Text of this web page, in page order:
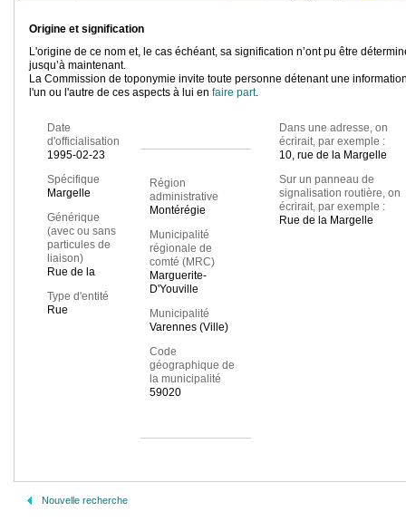
Origine et signification
L'origine de ce nom et, le cas échéant, sa signification n’ont pu être
jusqu’à maintenant.
La Commission de toponymie invite toute personne détenant une
l'un ou l'autre de ces aspects à lui en faire part.
Date
d'officialisation
1995-02-23
Spécifique
Margelle
Générique
(avec ou sans
particules de
liaison)
Rue de la
Type d'entité
Rue
Région
administrative
Montérégie
Municipalité
régionale de
comté (MRC)
Marguerite-
D'Youville
Municipalité
Varennes (Ville)
Code
géographique de
la municipalité
59020
Dans une adresse, on
écrirait, par exemple :
10, rue de la Margelle
Sur un panneau de
signalisation routière, on
écrirait, par exemple :
Rue de la Margelle
Nouvelle recherche